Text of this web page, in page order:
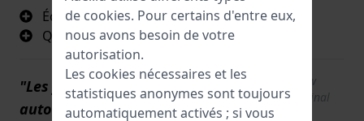
Échange simple
Qualité
"Les fioritures tiennent le dos. Strass
autour du verre de montre"
Show
original
de cookies. Pour certains d'entre eux,
nous avons besoin de votre
autorisation.
Les cookies nécessaires et les
statistiques anonymes sont toujours
automatiquement activés ; si vous